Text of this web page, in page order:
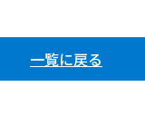
一覧に戻る